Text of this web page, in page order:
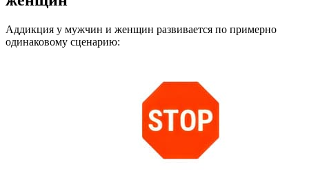
Аддикция у мужчин и женщин развивается по примерно
одинаковому сценарию: